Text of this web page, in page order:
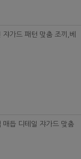
가드 패턴 맞춤 조끼,베
듭 디테일 쟈가드 맞춤